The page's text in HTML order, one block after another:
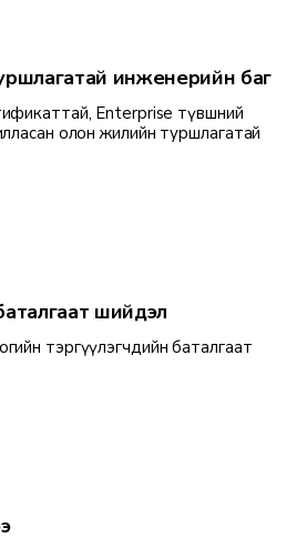
инженерийн баг
Enterprise түвшний
олон жилийн туршлагатай
шийдэл
тэргүүлэгчдийн баталгаат